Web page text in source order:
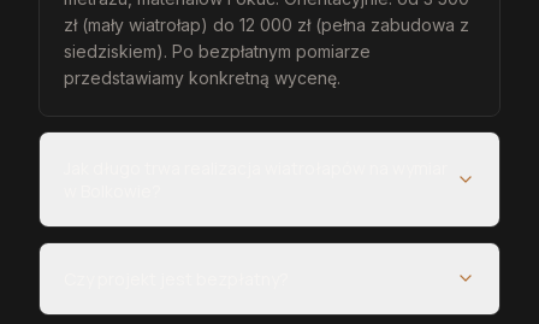
zł (mały wiatrołap) do 12 000 zł (pełna zabudowa z
siedziskiem). Po bezpłatnym pomiarze
przedstawiamy konkretną wycenę.